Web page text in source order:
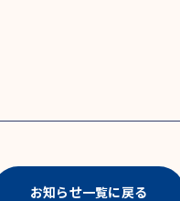
お知らせ一覧に戻る